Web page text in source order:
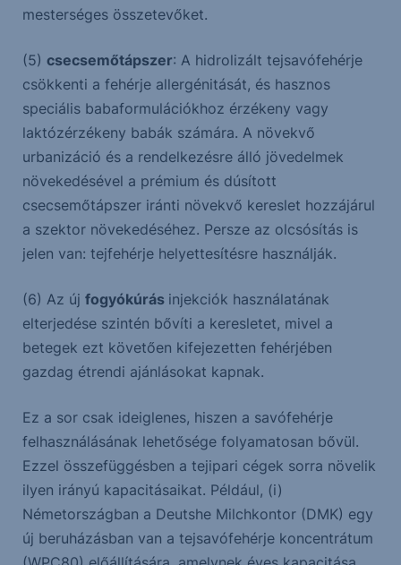
mesterséges összetevőket.
(5) csecsemőtápszer: A hidrolizált tejsavófehérje
csökkenti a fehérje allergénitását, és hasznos
speciális babaformulációkhoz érzékeny vagy
laktózérzékeny babák számára. A növekvő
urbanizáció és a rendelkezésre álló jövedelmek
növekedésével a prémium és dúsított
csecsemőtápszer iránti növekvő kereslet hozzájárul
a szektor növekedéséhez. Persze az olcsósítás is
jelen van: tejfehérje helyettesítésre használják.
(6) Az új fogyókúrás injekciók használatának
elterjedése szintén bővíti a keresletet, mivel a
betegek ezt követően kifejezetten fehérjében
gazdag étrendi ajánlásokat kapnak.
Ez a sor csak ideiglenes, hiszen a savófehérje
felhasználásának lehetősége folyamatosan bővül.
Ezzel összefüggésben a tejipari cégek sorra növelik
ilyen irányú kapacitásaikat. Például, (i)
Németországban a Deutshe Milchkontor (DMK) egy
új beruházásban van a tejsavófehérje koncentrátum